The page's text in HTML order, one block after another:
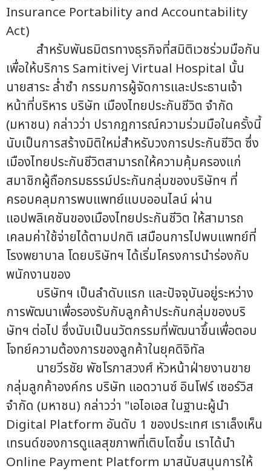
Insurance Portability and Accountability
Act)
สำหรับพันธมิตรทางธุรกิจที่สมิติเวชร่วมมือกัน
เพื่อให้บริการ Samitivej Virtual Hospital นั้น
นายสาระ ล่ำซำ กรรมการผู้จัดการและประธานเจ้า
หน้าที่บริหาร บริษัท เมืองไทยประกันชีวิต จำกัด
(มหาชน) กล่าวว่า ปรากฎการณ์ความร่วมมือในครั้งนี้
นับเป็นการสร้างมิติใหม่สำหรับวงการประกันชีวิต ซึ่ง
เมืองไทยประกันชีวิตสามารถให้ความคุ้มครองแก่
สมาชิกผู้ถือกรมธรรม์ประกันกลุ่มของบริษัทฯ ที่
ครอบคลุมการพบแพทย์แบบออนไลน์ ผ่าน
แอปพลิเคชันของเมืองไทยประกันชีวิต ให้สามารถ
เคลมค่าใช้จ่ายได้ตามปกติ เสมือนการไปพบแพทย์ที่
โรงพยาบาล โดยบริษัทฯ ได้เริ่มโครงการนำร่องกับ
พนักงานของ
บริษัทฯ เป็นลำดับแรก และปัจจุบันอยู่ระหว่าง
การพัฒนาเพื่อรองรับกับลูกค้าประกันกลุ่มของบริ
ษัทฯ ต่อไป ซึ่งนับเป็นนวัตกรรมที่พัฒนาขึ้นเพื่อตอบ
โจทย์ความต้องการของลูกค้าในยุคดิจิทัล
นายวีรชัย พัชโรภาสวงศ์ หัวหน้าฝ่ายงานขาย
กลุ่มลูกค้าองค์กร บริษัท แอดวานซ์ อินโฟร์ เซอร์วิส
จำกัด (มหาชน) กล่าวว่า "เอไอเอส ในฐานะผู้นำ
Digital Platform อันดับ 1 ของประเทศ เราเล็งเห็น
เทรนด์ของการดูแลสุขภาพที่เติบโตขึ้น เราได้นำ
Online Payment Platform มาสนับสนุนการให้